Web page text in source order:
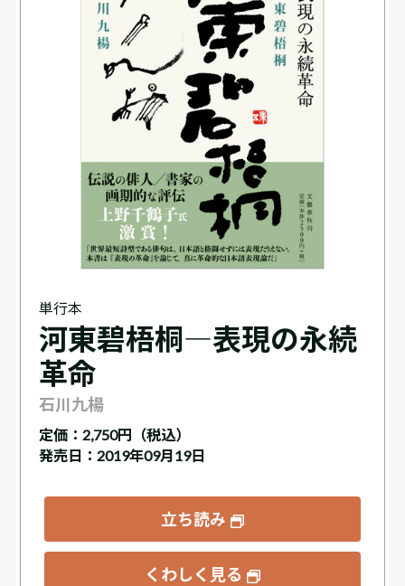
単行本
河東碧梧桐―表現の永続
革命
石川九楊
定価： 2,750円（税込）
発売日：2019年09月19日
立ち読み
くわしく見る